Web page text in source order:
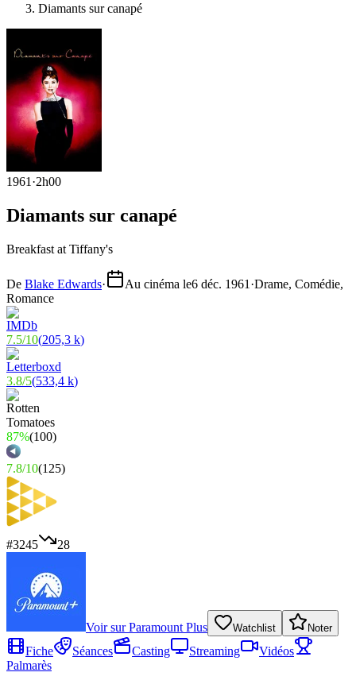
Diamants sur canapé
1961 ·2h00
Diamants sur canapé
Breakfast at Tiffany's
De Blake Edwards· Au cinéma le6 déc. 1961 ·Drame, Comédie,
Romance
7.5/10(205,3 k)
3.8/5(533,4 k)
87%(100)
7.8/10(125)
#3245 28
Voir surParamount Plus Watchlist Noter
Fiche Séances Casting Streaming
Vidéos
Palmarès